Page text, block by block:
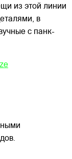
из этой линии
в
с панк-